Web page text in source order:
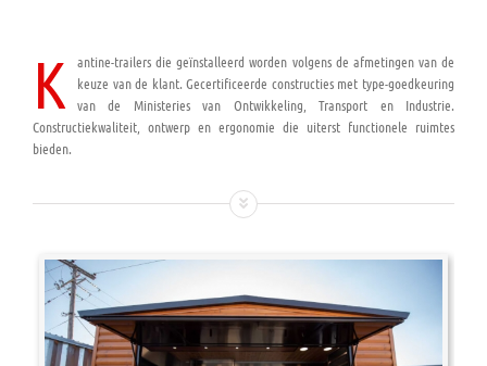
K
antine-trailers die geïnstalleerd worden volgens de afmetingen van de
keuze van de klant. Gecertificeerde constructies met type-goedkeuring
van de Ministeries van Ontwikkeling, Transport en Industrie.
Constructiekwaliteit, ontwerp en ergonomie die uiterst functionele ruimtes
bieden.